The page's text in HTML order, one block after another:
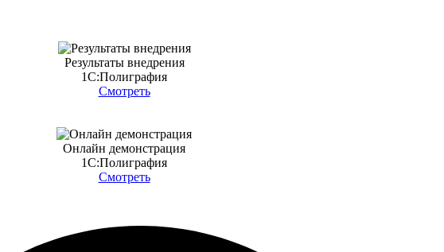
Результаты внедрения
1С:Полиграфия
Смотреть
Онлайн демонстрация
1С:Полиграфия
Смотреть